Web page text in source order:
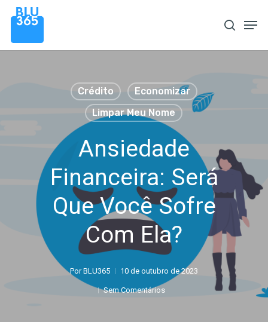
Pular
para
procura
Crédito
Economizar
Limpar Meu Nome
Ansiedade
Financeira: Será
Que Você Sofre
Com Ela?
Por BLU365 10 de outubro de 2023
Sem Comentários